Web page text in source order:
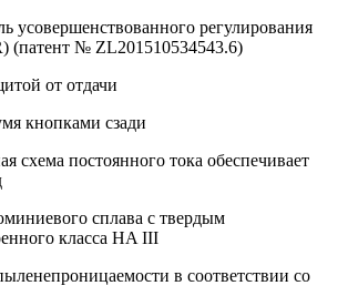
усовершенствованного регулирования
(патент № ZL201510534543.6)
от отдачи
кнопками сзади
схема постоянного тока обеспечивает
сплава с твердым
класса HA III
в соответствии со